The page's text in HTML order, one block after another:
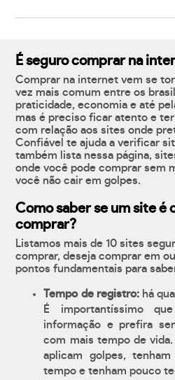
É seguro comprar na
Comprar na internet vem se
vez mais comum entre os
praticidade, economia e até
mas é preciso ficar atento e
com relação aos sites onde
Confiável te ajuda a verificar
também lista nessa página,
onde você pode comprar sem
você não cair em golpes.
Como saber se um site é
comprar?
Listamos mais de 10 sites
comprar, deseja comprar em
pontos fundamentais para
Tempo de registro:há
É importantíssimo
informação e prefira
com mais tempo de
aplicam golpes,
tempo e tenham pouco